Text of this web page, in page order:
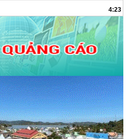
4:23